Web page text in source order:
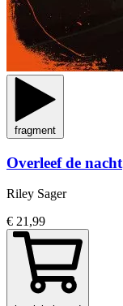
fragment
Overleef de nacht
Riley Sager
€ 21,99